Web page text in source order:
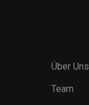
Über Uns
Team